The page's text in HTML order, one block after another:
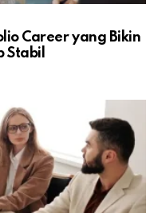
Career yang Bikin
Stabil